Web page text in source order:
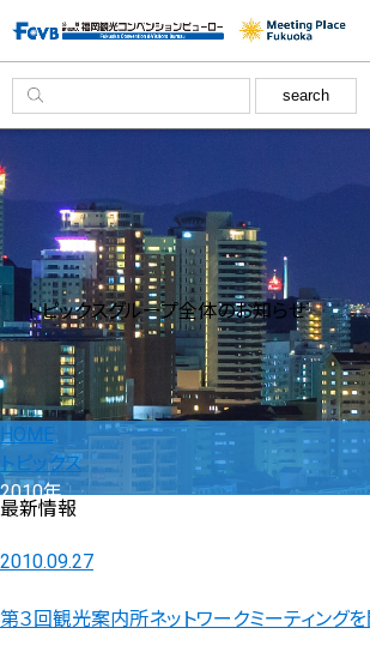
search
トピックスグループ全体のお知らせ
HOME
トピックス
2010年
最新情報
2010.09.27
第３回観光案内所ネットワークミーティング